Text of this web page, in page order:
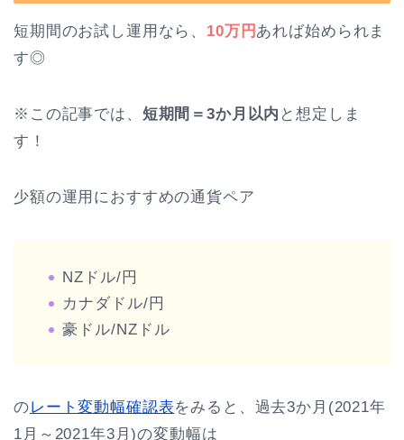
短期間のお試し運用なら、 10万円 あれば始められま
す◎
※この記事では、 短期間＝3か月以内 と想定しま
す！
少額の運用におすすめの通貨ペア
NZドル/円
カナダドル/円
豪ドル/NZドル
のレート変動幅確認表をみると、過去3か月(2021年
1月～2021年3月)の変動幅は